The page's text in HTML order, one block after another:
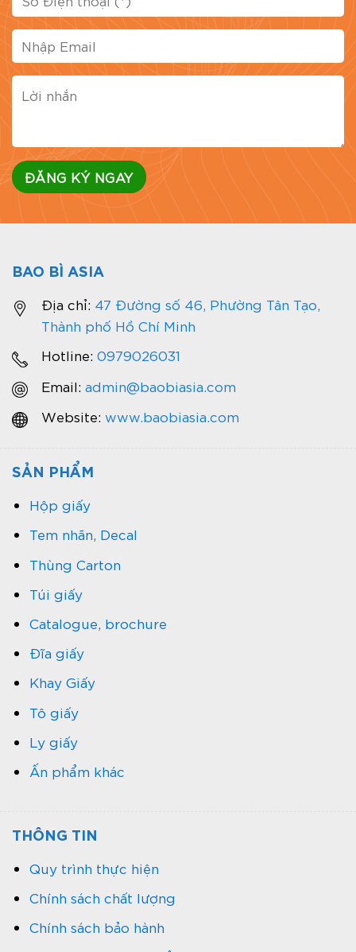
BAO BÌ ASIA
Địa chỉ: 47 Đường số 46, Phường Tân Tạo,
Thành phố Hồ Chí Minh
Hotline: 0979026031
Email: admin@baobiasia.com
Website: www.baobiasia.com
SẢN PHẨM
Hộp giấy
Tem nhãn, Decal
Thùng Carton
Túi giấy
Catalogue, brochure
Đĩa giấy
Khay Giấy
Tô giấy
Ly giấy
Ấn phẩm khác
THÔNG TIN
Quy trình thực hiện
Chính sách chất lượng
Chính sách bảo hành